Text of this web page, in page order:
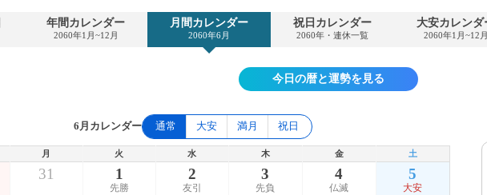
年間カレンダー
2060年1月~12月
月間カレンダー
2060年6月
祝日カレンダー
2060年・連休一覧
大安カレンダ
2060年1月~12月
今日の暦と運勢を見る
6月カレンダー 通常 大安 満月 祝日
月 火 水 木 金 土
31 1
先勝
2
友引
3
先負
4
仏滅
5
大安